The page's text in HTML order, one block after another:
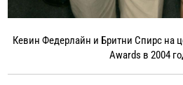
Кевин Федерлайн и Бритни Спирс на
Awards в 2004